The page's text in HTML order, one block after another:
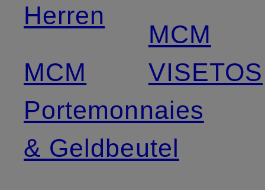
Herren
MCM
Portemonnaies
& Geldbeutel
MCM
VISETOS